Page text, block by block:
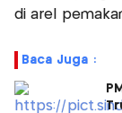
di arel
Baca Juga :